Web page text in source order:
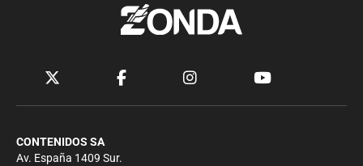
CONTENIDOS SA
Av. España 1409 Sur.